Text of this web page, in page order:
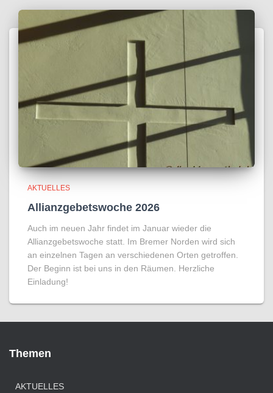
AKTUELLES
Allianzgebetswoche 2026
Auch im neuen Jahr findet im Januar wieder die
Allianzgebetswoche statt. Im Bremer Norden wird sich
an einzelnen Tagen an verschiedenen Orten getroffen.
Der Beginn ist bei uns in den Räumen. Herzliche
Einladung!
Themen
AKTUELLES